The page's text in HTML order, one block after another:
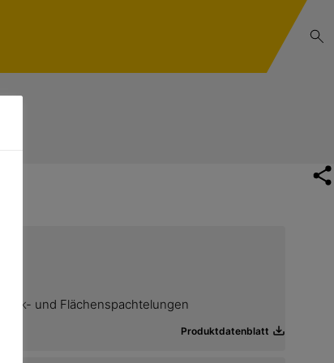
und Flächenspachtelungen
Produktdatenblatt